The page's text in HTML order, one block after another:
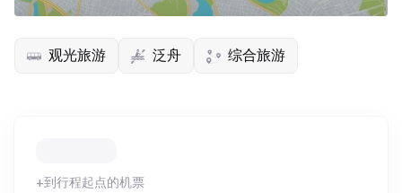
观光旅游 泛舟 综合旅游
+到行程起点的机票